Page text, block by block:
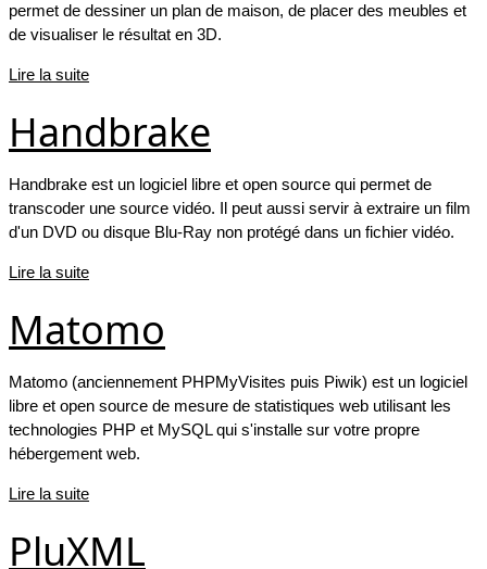
permet de dessiner un plan de maison, de placer des meubles et
de visualiser le résultat en 3D.
Lire la suite
Handbrake
Handbrake est un logiciel libre et open source qui permet de
transcoder une source vidéo. Il peut aussi servir à extraire un film
d'un DVD ou disque Blu-Ray non protégé dans un fichier vidéo.
Lire la suite
Matomo
Matomo (anciennement PHPMyVisites puis Piwik) est un logiciel
libre et open source de mesure de statistiques web utilisant les
technologies PHP et MySQL qui s'installe sur votre propre
hébergement web.
Lire la suite
PluXML